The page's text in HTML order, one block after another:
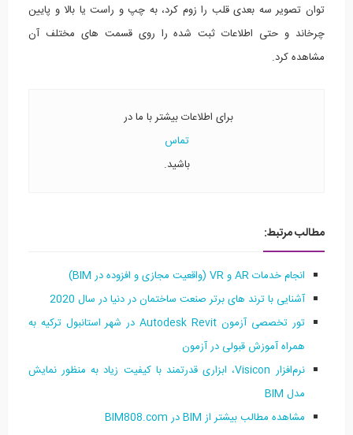
توان تصویر سه بعدی قلب را زوم کرد، به چپ و راست یا بالا و پایین
چرخاند و حتی اطلاعات ثبت شده را روی قسمت های مختلف آن
مشاهده کرد.
برای اطلاعات بیشتر با ما در
تماس
باشید.
مطالب مرتبط:
انجام خدمات AR و VR (واقعیت مجازی و افزوده در BIM)
آشنایی با ترند های برتر صنعت ساختمان در دنیا در سال 2020
تور تخصصی آزمون Autodesk Revit در شهر استانبول ترکیه به
همراه آموزش قبولی در آزمون
نرم‌افزار Visicon، ابزاری قدرتمند با کیفیت زیاد به منظور نمایش
مدل BIM
مشاهده مطالب بیشتر از BIM در BIM808.com